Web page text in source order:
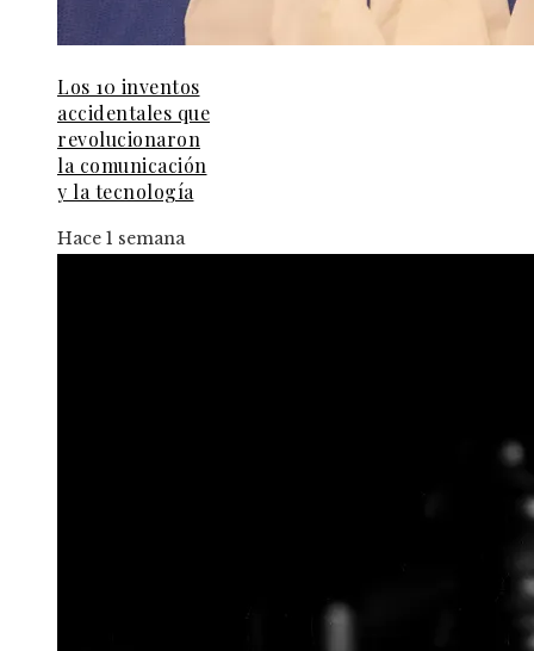
Los 10 inventos
accidentales que
revolucionaron
la comunicación
y la tecnología
Hace 1 semana